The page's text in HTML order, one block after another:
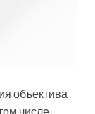
объектива
числе